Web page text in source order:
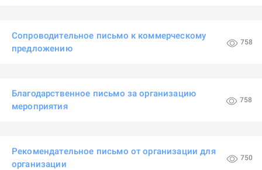
Сопроводительное письмо к коммерческому
предложению
758
Благодарственное письмо за организацию
мероприятия
758
Рекомендательное письмо от организации для
организации
750